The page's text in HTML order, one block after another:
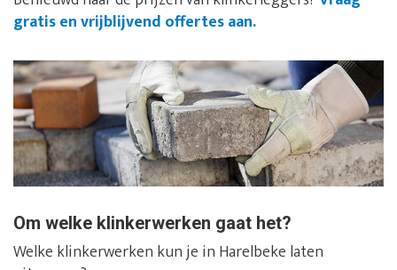
gratis en vrijblijvend offertes aan.
Om welke klinkerwerken gaat het?
Welke klinkerwerken kun je in Harelbeke laten